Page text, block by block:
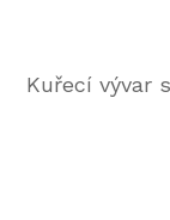
Kuřecí vývar